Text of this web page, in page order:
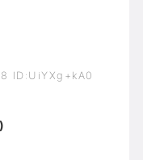
ID:UiYXg+kA0